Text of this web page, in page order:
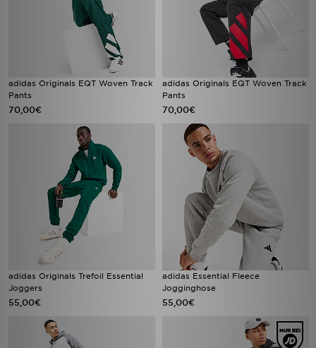
adidas Originals EQT Woven Track
Pants
70,00€
adidas Originals EQT Woven Track
Pants
70,00€
adidas Originals Trefoil Essential
Joggers
55,00€
adidas Essential Fleece
Jogginghose
55,00€